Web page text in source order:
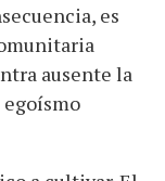
es
ausente la